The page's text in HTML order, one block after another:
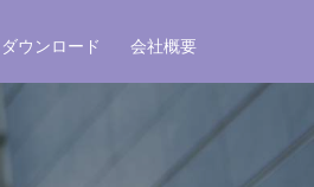
ダウンロード 会社概要